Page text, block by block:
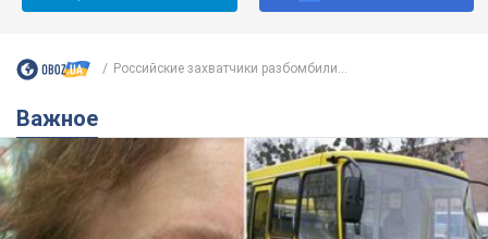
Российские захватчики разбомбили...
Важное